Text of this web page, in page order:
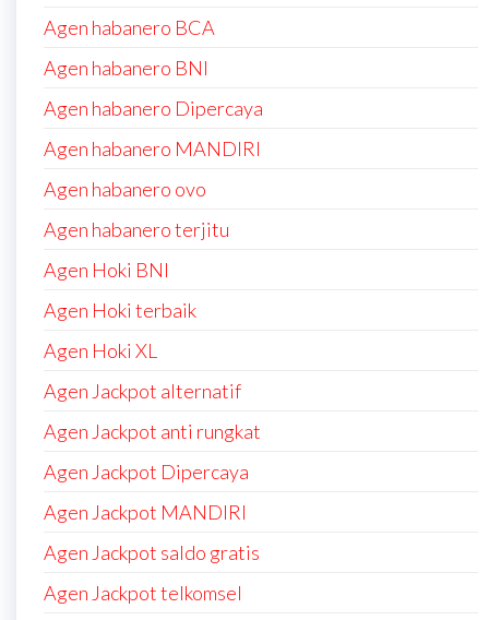
Agen habanero BCA
Agen habanero BNI
Agen habanero Dipercaya
Agen habanero MANDIRI
Agen habanero ovo
Agen habanero terjitu
Agen Hoki BNI
Agen Hoki terbaik
Agen Hoki XL
Agen Jackpot alternatif
Agen Jackpot anti rungkat
Agen Jackpot Dipercaya
Agen Jackpot MANDIRI
Agen Jackpot saldo gratis
Agen Jackpot telkomsel